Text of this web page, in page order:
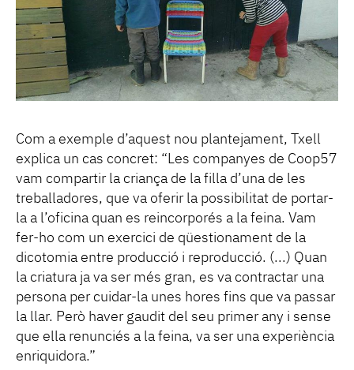
Com a exemple d’aquest nou plantejament, Txell
explica un cas concret: “Les companyes de Coop57
vam compartir la criança de la filla d’una de les
treballadores, que va oferir la possibilitat de portar-
la a l’oficina quan es reincorporés a la feina. Vam
fer-ho com un exercici de qüestionament de la
dicotomia entre producció i reproducció. (...) Quan
la criatura ja va ser més gran, es va contractar una
persona per cuidar-la unes hores fins que va passar
la llar. Però haver gaudit del seu primer any i sense
que ella renunciés a la feina, va ser una experiència
enriquidora.”